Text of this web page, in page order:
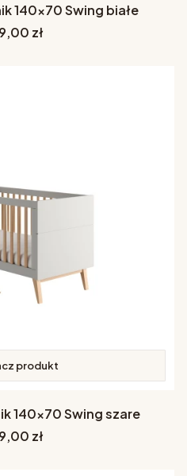
140x70 Swing białe
zł
produkt
140x70 Swing szare
zł